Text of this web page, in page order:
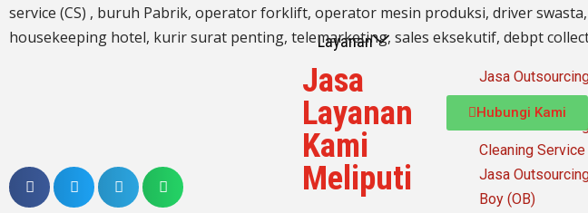
Layanan
Jasa
Layanan
Kami
Meliputi
Jasa
Security/ Satpam
Jasa
Cleaning Service
Jasa
Boy (OB)
service (CS) , buruh Pabrik, operator forklift, operator mesin produksi, driver
housekeeping hotel, kurir surat penting, telemarketing, sales eksekutif, debpt
Hubungi Kami